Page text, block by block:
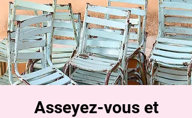
Asseyez-vous et